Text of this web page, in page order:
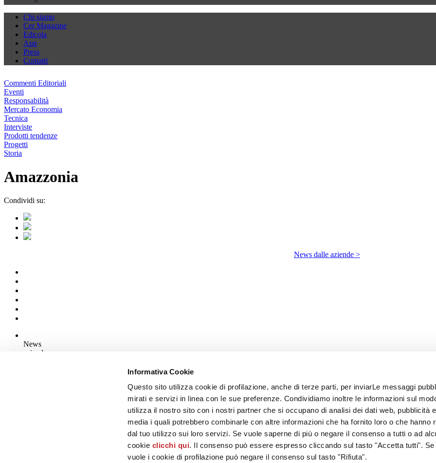
Informativa Cookie
Questo sito utilizza cookie di profilazione, anche di terze parti, per inviarLe messaggi
mirati e servizi in linea con le sue preferenze. Condividiamo inoltre le informazioni sul
utilizza il nostro sito con i nostri partner che si occupano di analisi dei dati web, pubblicità
media i quali potrebbero combinarle con altre informazioni che ha fornito loro o che hanno
dal tuo utilizzo sui loro servizi. Se vuole saperne di più o negare il consenso a tutti o ad
cookie clicchi qui. Il consenso può essere espresso cliccando sul tasto "Accetta tutti". Se
vuole i cookie di profilazione può negare il consenso sul tasto "Rifiuta".
Chi siamo
Cer Magazine
Edicola
App
Press
Contatti
Commenti Editoriali
Eventi
Responsabilità
Mercato Economia
Tecnica
Interviste
Prodotti tendenze
Progetti
Storia
Amazzonia
Condividi su:
News dalle aziende >
News
aziende
Viale Monte Santo, 40 - 41049 Sassuolo (MO) - Italy
Capitale Sociale: 2.500.000 euro - Codice fiscale e P.IVA 00853700367